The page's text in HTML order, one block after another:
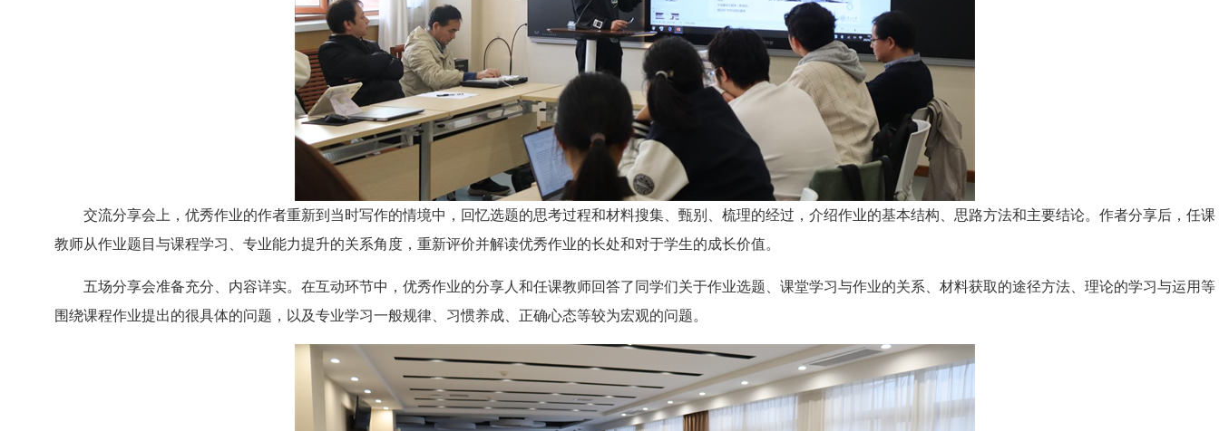
交流分享会上，优秀作业的作者重新到当时写作的情境中，回忆选题的思考过程和材料搜集、甄别、梳理的经过，介绍作业的基本结构、思路方法和主要结论。作者分享后，任课
教师从作业题目与课程学习、专业能力提升的关系角度，重新评价并解读优秀作业的长处和对于学生的成长价值。
五场分享会准备充分、内容详实。在互动环节中，优秀作业的分享人和任课教师回答了同学们关于作业选题、课堂学习与作业的关系、材料获取的途径方法、理论的学习与运用等
围绕课程作业提出的很具体的问题，以及专业学习一般规律、习惯养成、正确心态等较为宏观的问题。